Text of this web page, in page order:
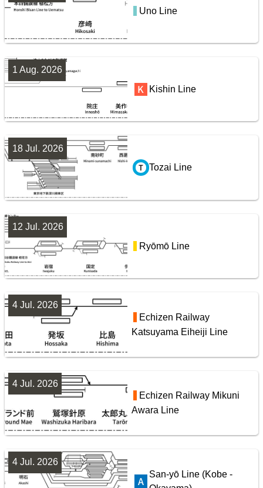
San-yō Line (Kobe - Okayama)
Jōban Line (Ueno - Iwaki)
8
Tobu Railway Isesaki Line
10
鹿島・衣浦・水島臨海鉄道配線略図
楽天市場
阪急電鉄・阪神電気鉄道配線略図1975
楽天市場 書泉 メロンブックス
東武鉄道配線略図1975
楽天市場 書泉 メロンブックス
Uno Line
Kishin Line
1 Aug. 2026
Tozai Line
18 Jul. 2026
Ryōmō Line
12 Jul. 2026
Echizen Railway
Katsuyama Eiheiji Line
4 Jul. 2026
Echizen Railway Mikuni
Awara Line
4 Jul. 2026
San-yō Line (Kobe -
4 Jul. 2026